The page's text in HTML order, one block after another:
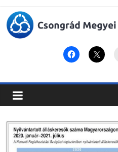
Csongrád
Megyei
Paktum